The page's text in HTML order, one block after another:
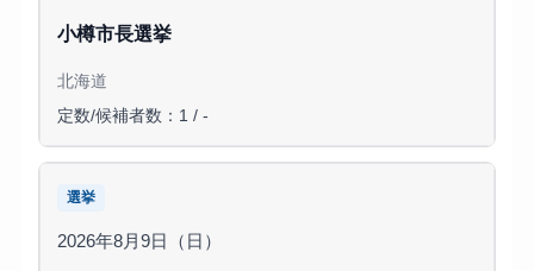
小樽市長選挙
北海道
定数/候補者数：1 / -
選挙
2026年8月9日（日）